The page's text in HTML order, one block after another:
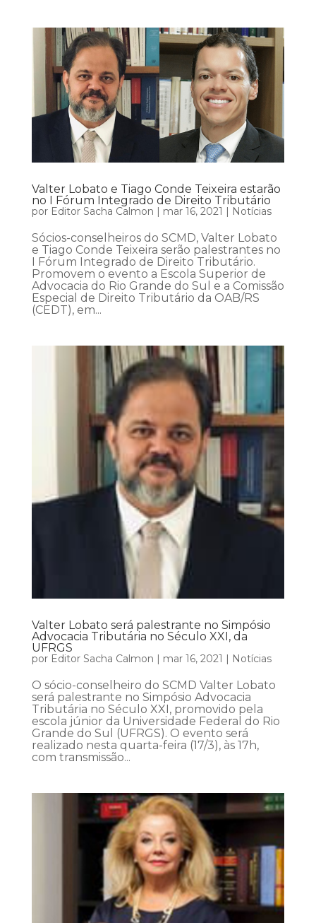
Valter Lobato e Tiago Conde Teixeira estarão
no I Fórum Integrado de Direito Tributário
por Editor Sacha Calmon | mar 16, 2021 | Notícias
Sócios-conselheiros do SCMD, Valter Lobato
e Tiago Conde Teixeira serão palestrantes no
I Fórum Integrado de Direito Tributário.
Promovem o evento a Escola Superior de
Advocacia do Rio Grande do Sul e a Comissão
Especial de Direito Tributário da OAB/RS
(CEDT), em...
Valter Lobato será palestrante no Simpósio
Advocacia Tributária no Século XXI, da
UFRGS
por Editor Sacha Calmon mar 16, 2021 Notícias
O sócio-conselheiro do SCMD Valter Lobato
será palestrante no Simpósio Advocacia
Tributária no Século XXI, promovido pela
escola júnior da Universidade Federal do Rio
Grande do Sul (UFRGS). O evento será
realizado nesta quarta-feira (17/3), às 17h,
com transmissão...